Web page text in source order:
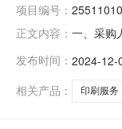
项目编号：
正文内容： 一、采购
标的基本
发布时间： 2024-12-
相关产品：
印刷服务